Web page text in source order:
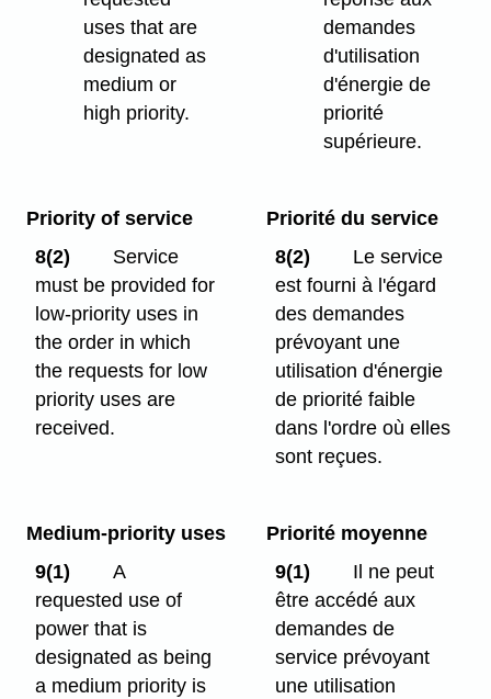
uses that are
designated as
medium or
high priority.
demandes
d'utilisation
d'énergie de
priorité
supérieure.
Priority of service
8(2)
Service
must be provided for
low-priority uses in
the order in which
the requests for low
priority uses are
received.
Priorité du service
8(2)
Le service
est fourni à l'égard
des demandes
prévoyant une
utilisation d'énergie
de priorité faible
dans l'ordre où elles
sont reçues.
Medium-priority uses
9(1)
A
requested use of
power that is
designated as being
a medium priority is
Priorité moyenne
9(1)
Il ne peut
être accédé aux
demandes de
service prévoyant
une utilisation